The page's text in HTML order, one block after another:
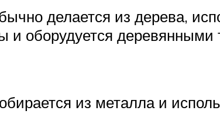
делается из дерева,
и оборудуется деревянными
из металла и